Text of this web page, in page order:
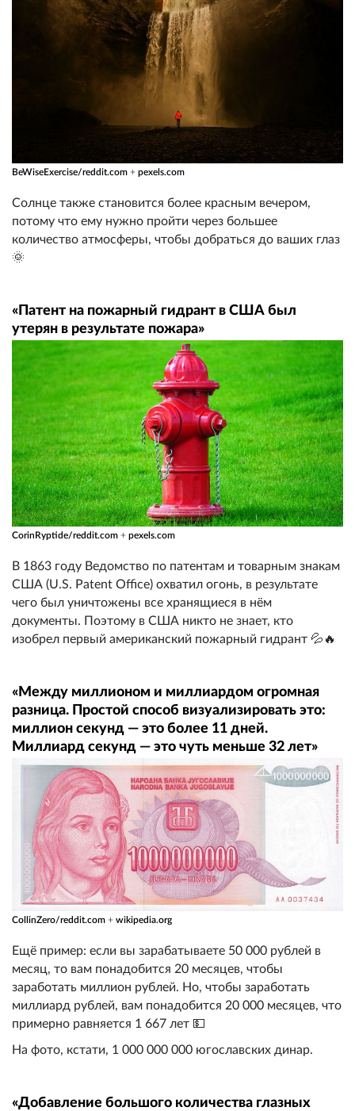
BeWiseExercise/reddit.com + pexels.com
Солнце также становится более красным вечером,
потому что ему нужно пройти через большее
количество атмосферы, чтобы добраться до ваших глаз
🌞
«Патент на пожарный гидрант в США был
утерян в результате пожара»
CorinRyptide/reddit.com + pexels.com
В 1863 году Ведомство по патентам и товарным знакам
США (U.S. Patent Office) охватил огонь, в результате
чего был уничтожены все хранящиеся в нём
документы. Поэтому в США никто не знает, кто
изобрел первый американский пожарный гидрант 💦🔥
«Между миллионом и миллиардом огромная
разница. Простой способ визуализировать это:
миллион секунд — это более 11 дней.
Миллиард секунд — это чуть меньше 32 лет»
CollinZero/reddit.com + wikipedia.org
Ещё пример: если вы зарабатываете 50 000 рублей в
месяц, то вам понадобится 20 месяцев, чтобы
заработать миллион рублей. Но, чтобы заработать
миллиард рублей, вам понадобится 20 000 месяцев, что
примерно равняется 1 667 лет 💵
На фото, кстати, 1 000 000 000 югославских динар.
«Добавление большого количества глазных